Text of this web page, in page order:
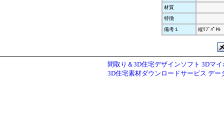
材質
特徴
備考１
縦ﾘﾌﾞﾊﾟﾈﾙ
間取り＆3D住宅デザインソフト 3Dマ
3D住宅素材ダウンロードサービス デー